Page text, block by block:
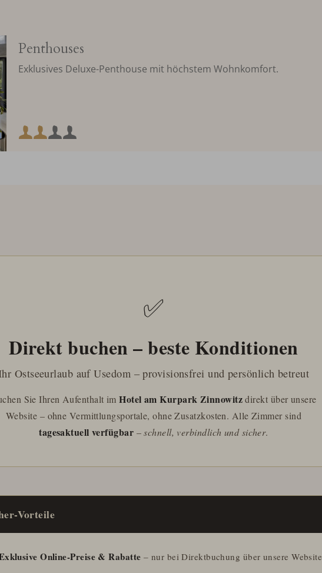
Penthouses
Exklusives Deluxe-Penthouse mit höchstem Wohnkomfort.
Mindestbelegung:
✅
Direkt buchen – beste Konditionen
Ostseeurlaub auf Usedom – provisionsfrei und persönlich betreut
Sie Ihren Aufenthalt imHotel am Kurpark Zinnowitzdirekt über unsere
Website – ohne Vermittlungsportale, ohne Zusatzkosten. Alle Zimmer sind
tagesaktuell verfügbar –schnell, verbindlich und sicher.
Vorteile
Online-Preise & Rabatte – nur bei Direktbuchung über unsere Website